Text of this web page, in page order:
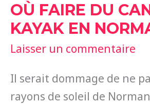
OÙ FAIRE DU
KAYAK EN
Laisser un commentaire
Il serait dommage de ne
rayons de soleil de